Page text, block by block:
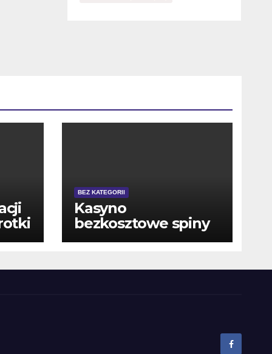
w
BEZ KATEGORII
Kasyno
bezkosztowe spiny
oni najczesciej
bonusu bez